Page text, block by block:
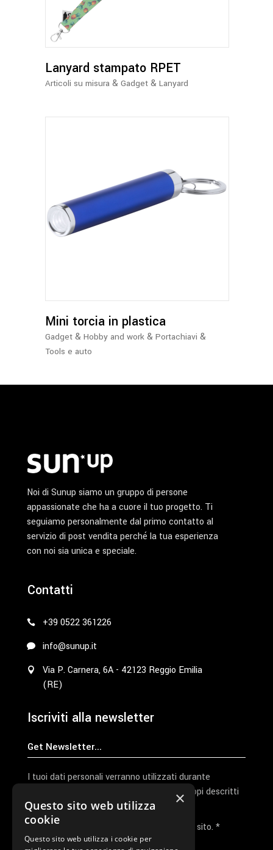
Lanyard stampato RPET
Articoli su misura & Gadget & Lanyard
Questo
opzioni
possono
essere
Mini torcia in plastica
Gadget & Hobby and work & Portachiavi &
Tools e auto
Noi di Sunup siamo un gruppo di persone
appassionate che ha a cuore il tuo progetto. Ti
seguiamo personalmente dal primo contatto al
servizio di post vendita perché la tua esperienza
con noi sia unica e speciale.
Contatti
+39 0522 361226
info@sunup.it
Via P. Carnera, 6A - 42123 Reggio Emilia
(RE)
Iscriviti alla newsletter
I tuoi dati personali verranno utilizzati durante
l'elaborazione della richiesta e per altri scopi descritti
nella nostraprivacy policy
Ho letto e accetto la privacy policy del sito. *
×
Questo sito web utilizza
cookie
Questo sito web utilizza i cookie per